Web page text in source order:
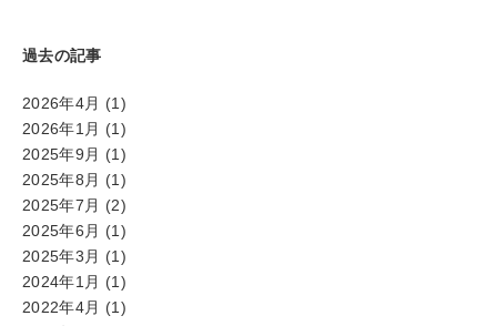
過去の記事
2026年4月 (1)
2026年1月 (1)
2025年9月 (1)
2025年8月 (1)
2025年7月 (2)
2025年6月 (1)
2025年3月 (1)
2024年1月 (1)
2022年4月 (1)